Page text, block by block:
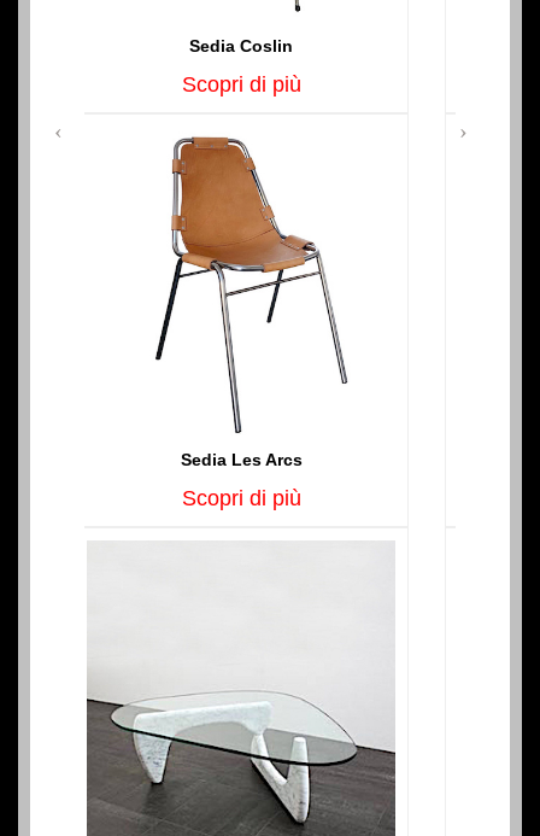
Tavolo Tulip in vetro laccato
Scopri di più
Cherner Chair
Scopri di più